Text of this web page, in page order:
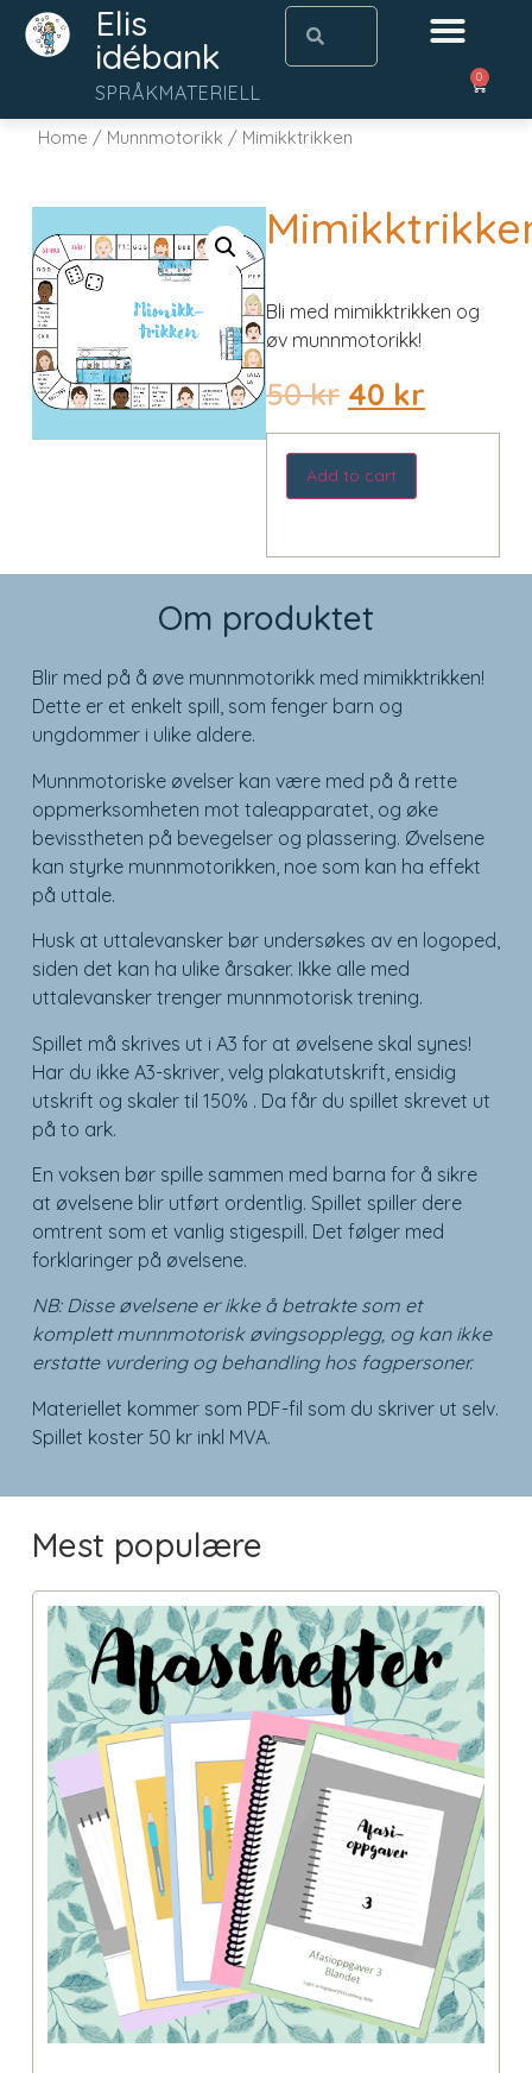
Elis
idébank
SPRÅKMATERIELL
0
Home / Munnmotorikk / Mimikktrikken
Bli med mimikktrikken og
øv munnmotorikk!
50kr 40 kr
Add to cart
Om produktet
Blir med på å øve munnmotorikk med mimikktrikken!
Dette er et enkelt spill, som fenger barn og
ungdommer i ulike aldere.
Munnmotoriske øvelser kan være med på å rette
oppmerksomheten mot taleapparatet, og øke
bevisstheten på bevegelser og plassering. Øvelsene
kan styrke munnmotorikken, noe som kan ha effekt
på uttale.
Husk at uttalevansker bør undersøkes av en logoped,
siden det kan ha ulike årsaker. Ikke alle med
uttalevansker trenger munnmotorisk trening.
Spillet må skrives ut i A3 for at øvelsene skal synes!
Har du ikke A3-skriver, velg plakatutskrift, ensidig
utskrift og skaler til 150% . Da får du spillet skrevet ut
på to ark.
En voksen bør spille sammen med barna for å sikre
at øvelsene blir utført ordentlig. Spillet spiller dere
omtrent som et vanlig stigespill. Det følger med
forklaringer på øvelsene.
NB: Disse øvelsene er ikke å betrakte som et
komplett munnmotorisk øvingsopplegg, og kan ikke
erstatte vurdering og behandling hos fagpersoner.
Materiellet kommer som PDF-fil som du skriver ut selv.
Spillet koster 50 kr inkl MVA.
Mest populære